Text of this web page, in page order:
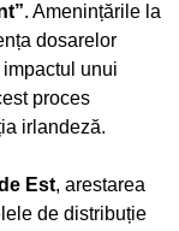
. Amenințările la
dosarelor
unui
proces
irlandeză.
Est, arestarea
de distribuție